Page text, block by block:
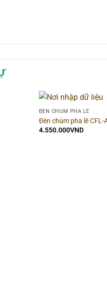
ĐÈN CHÙM PHA LÊ
Đèn chùm pha lê CFL-
4.550.000VND